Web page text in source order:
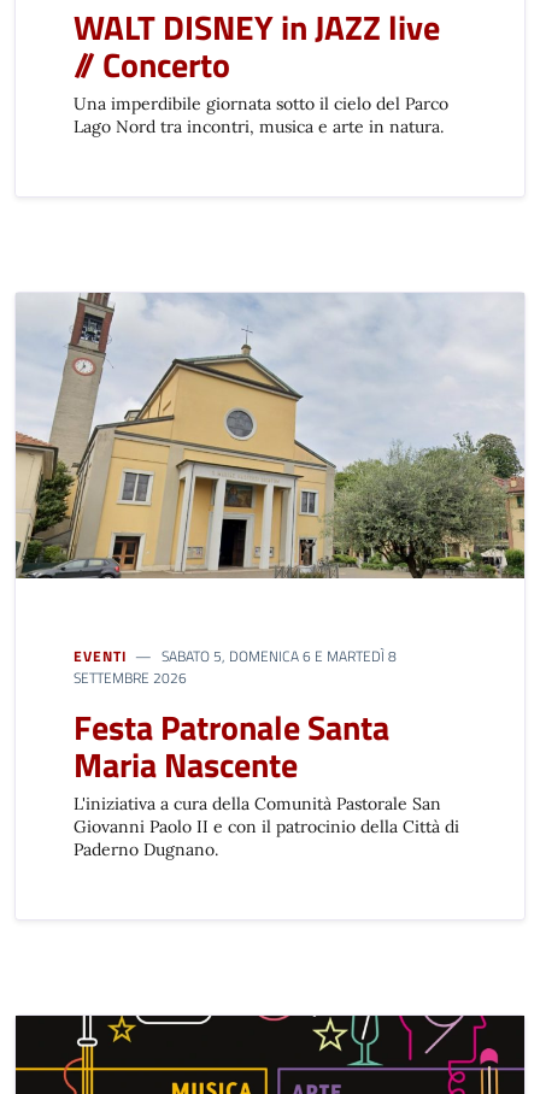
WALT DISNEY in JAZZ live
// Concerto
Una imperdibile giornata sotto il cielo del Parco
Lago Nord tra incontri, musica e arte in natura.
EVENTI
SABATO 5, DOMENICA 6 E MARTEDÌ 8
SETTEMBRE 2026
Festa Patronale Santa
Maria Nascente
L'iniziativa a cura della Comunità Pastorale San
Giovanni Paolo II e con il patrocinio della Città di
Paderno Dugnano.